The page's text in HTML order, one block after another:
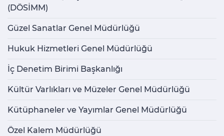
(DÖSİMM)
Güzel Sanatlar Genel Müdürlüğü
Hukuk Hizmetleri Genel Müdürlüğü
İç Denetim Birimi Başkanlığı
Kültür Varlıkları ve Müzeler Genel Müdürlüğü
Kütüphaneler ve Yayımlar Genel Müdürlüğü
Özel Kalem Müdürlüğü